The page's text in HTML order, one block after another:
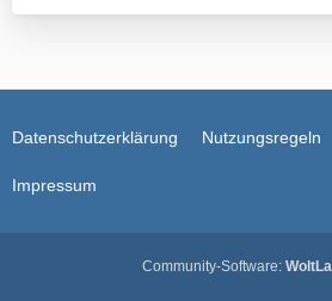
e
g
r
g
Datenschutzerklärung Nutzungsregeln
Impressum
Community-Software: